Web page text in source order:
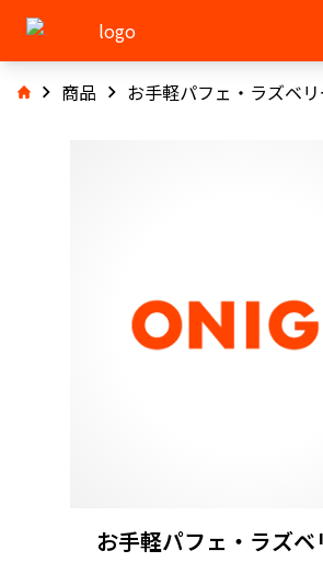
商品 お手軽パフェ・ラズベリ
お手軽パフェ・ラズベ